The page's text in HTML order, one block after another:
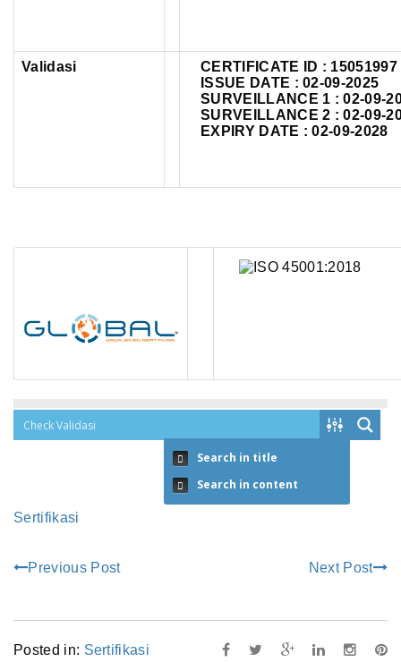
Validasi CERTIFICATE ID : 15051997
ISSUE DATE : 02-09-2025
SURVEILLANCE 1 : 02-09-
SURVEILLANCE 2 : 02-09-
EXPIRY DATE : 02-09-2028
Sertifikasi
Previous Post Next Post
Posted in: Sertifikasi
Search in title
Search in content